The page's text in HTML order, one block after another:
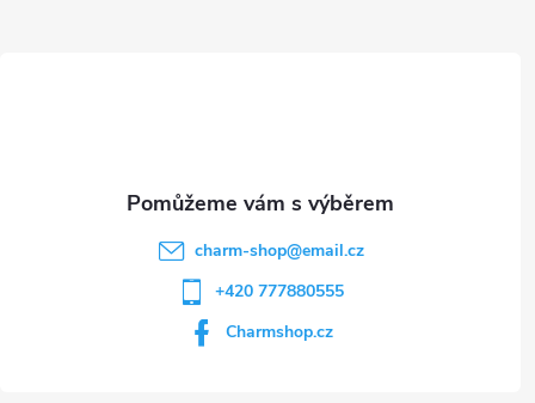
charm-shop@email.cz
+420 777880555
Charmshop.cz